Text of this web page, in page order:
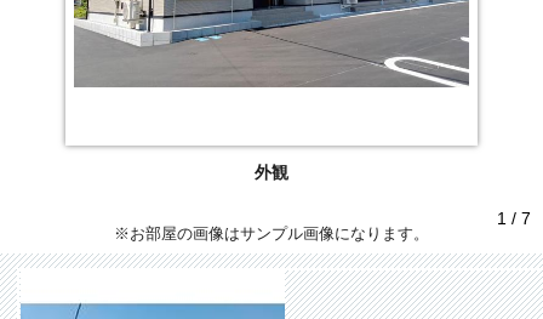
外観
1 / 7
※お部屋の画像はサンプル画像になります。